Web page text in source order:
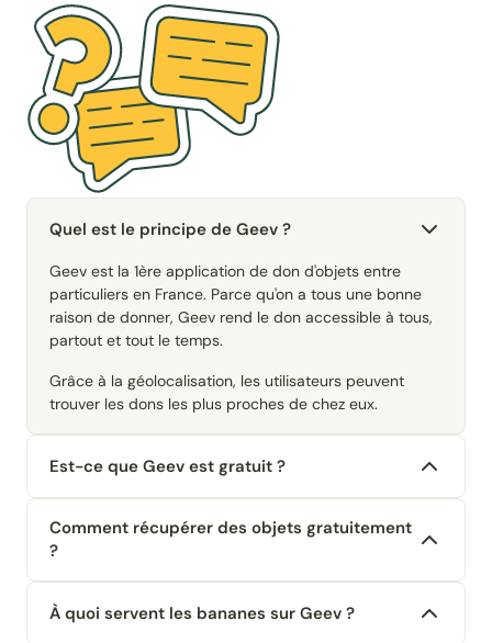
Quel est le principe de Geev ?
Geev est la 1ère application de don d'objets entre
particuliers en France. Parce qu'on a tous une bonne
raison de donner, Geev rend le don accessible à tous,
partout et tout le temps.
Grâce à la géolocalisation, les utilisateurs peuvent
trouver les dons les plus proches de chez eux.
Est-ce que Geev est gratuit ?
Comment récupérer des objets gratuitement
?
À quoi servent les bananes sur Geev ?